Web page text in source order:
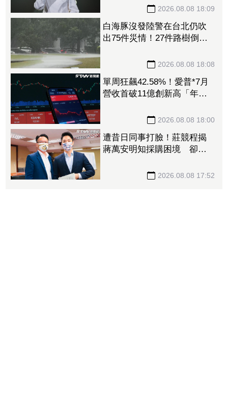
2026.08.08 18:09
白海豚沒發陸警在台北仍吹
出75件災情！27件路樹倒
2026.08.08 18:08
單周狂飆42.58%！愛普*7月
營收首破11億創新高「年增
2026.08.08 18:00
遭昔日同事打臉！莊競程揭
蔣萬安明知採購困境 卻仍
2026.08.08 17:52